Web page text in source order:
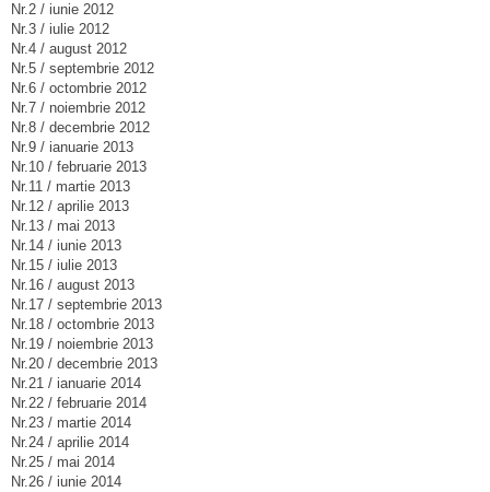
Nr.2 / iunie 2012
Nr.3 / iulie 2012
Nr.4 / august 2012
Nr.5 / septembrie 2012
Nr.6 / octombrie 2012
Nr.7 / noiembrie 2012
Nr.8 / decembrie 2012
Nr.9 / ianuarie 2013
Nr.10 / februarie 2013
Nr.11 / martie 2013
Nr.12 / aprilie 2013
Nr.13 / mai 2013
Nr.14 / iunie 2013
Nr.15 / iulie 2013
Nr.16 / august 2013
Nr.17 / septembrie 2013
Nr.18 / octombrie 2013
Nr.19 / noiembrie 2013
Nr.20 / decembrie 2013
Nr.21 / ianuarie 2014
Nr.22 / februarie 2014
Nr.23 / martie 2014
Nr.24 / aprilie 2014
Nr.25 / mai 2014
Nr.26 / iunie 2014